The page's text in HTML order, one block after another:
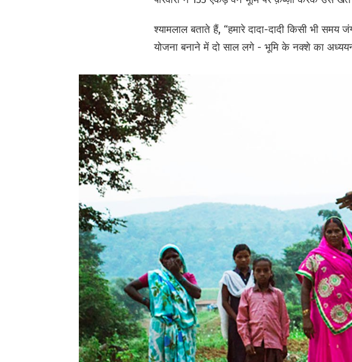
श्यामलाल बताते हैं, “हमारे दादा-दादी किसी भी
योजना बनाने में दो साल लगे - भूमि के नक्शे का